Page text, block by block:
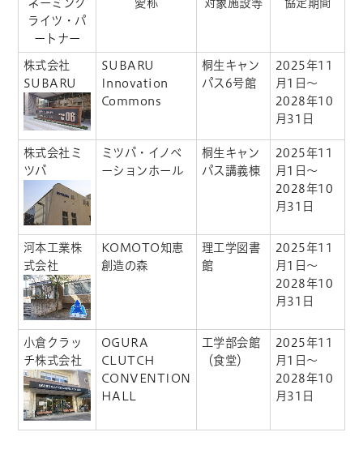
ネーミング
ライツ・パ
ートナー
愛称 対象施設等 協定期間
株式会社
SUBARU
SUBARU
Innovation
Commons
桐生キャン
パス6号館
2025年11
月1日～
2028年10
月31日
株式会社ミ
ツバ
ミツバ・イノベ
ーションホール
桐生キャン
パス講義棟
2025年11
月1日～
2028年10
月31日
河本工業株
式会社
KOMOTO知恵
創造の森
理工学図書
館
2025年11
月1日～
2028年10
月31日
小倉クラッ
チ株式会社
OGURA
CLUTCH
CONVENTION
HALL
工学部会館
（食堂）
2025年11
月1日～
2028年10
月31日